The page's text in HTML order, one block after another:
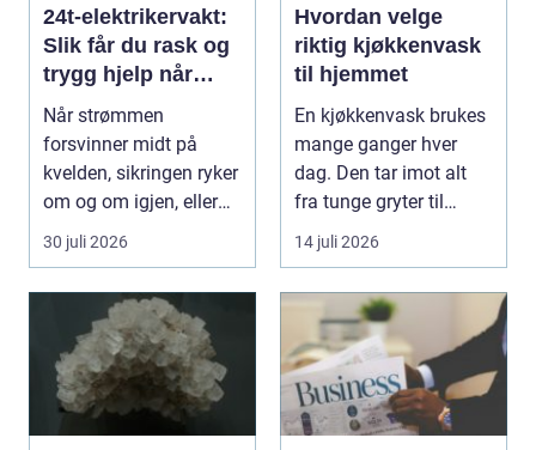
24t-elektrikervakt:
Slik får du rask og
trygg hjelp når
strømmen svikter
Når strømmen
forsvinner midt på
kvelden, sikringen ryker
om og om igjen, eller
de...
30 juli 2026
Hvordan velge
riktig kjøkkenvask
til hjemmet
En kjøkkenvask brukes
mange ganger hver
dag. Den tar imot alt
fra tunge gryter til
skarpe kniver og ...
14 juli 2026